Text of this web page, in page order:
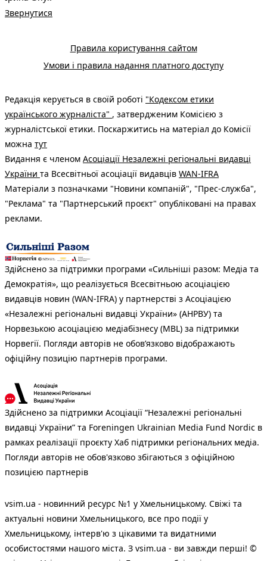
Звернутися
Правила користування сайтом
Умови і правила надання платного доступу
Редакція керується в своїй роботі "Кодексом етики
українського журналіста" , затвердженим Комісією з
журналістської етики. Поскаржитись на матеріал до Комісії
можна тут
Видання є членом Асоціації Незалежні регіональні видавці
України та Всесвітньої асоціації видавців WAN-IFRA
Матеріали з позначками "Новини компаній", "Прес-служба",
"Реклама" та "Партнерський проєкт" опубліковані на правах
реклами.
Здійснено за підтримки програми «Сильніші разом: Медіа та
Демократія», що реалізується Всесвітньою асоціацією
видавців новин (WAN-IFRA) у партнерстві з Асоціацією
«Незалежні регіональні видавці України» (АНРВУ) та
Норвезькою асоціацією медіабізнесу (MBL) за підтримки
Норвегії. Погляди авторів не обов’язково відображають
офіційну позицію партнерів програми.
Здійснено за підтримки Асоціації “Незалежні регіональні
видавці України” та Foreningen Ukrainian Media Fund Nordic в
рамках реалізації проєкту Хаб підтримки регіональних медіа.
Погляди авторів не обов'язково збігаються з офіційною
позицією партнерів
vsim.ua - новинний ресурс №1 у Хмельницькому. Свіжі та
актуальні новини Хмельницького, все про події у
Хмельницькому, інтерв'ю з цікавими та видатними
особистостями нашого міста. З vsim.ua - ви завжди перші! ©